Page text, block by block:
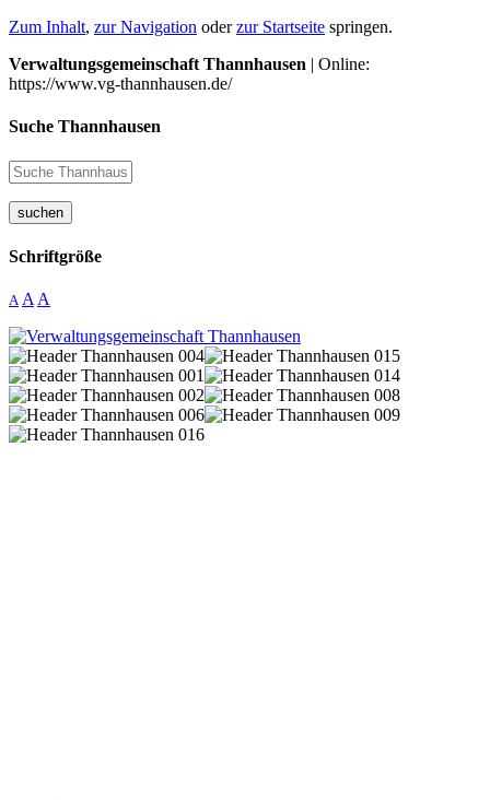
Zum Inhalt, zur Navigation oderzur Startseite springen.
Verwaltungsgemeinschaft Thannhausen | Online:
https://www.vg-thannhausen.de/
Suche Thannhausen
suchen
Schriftgröße
A A A